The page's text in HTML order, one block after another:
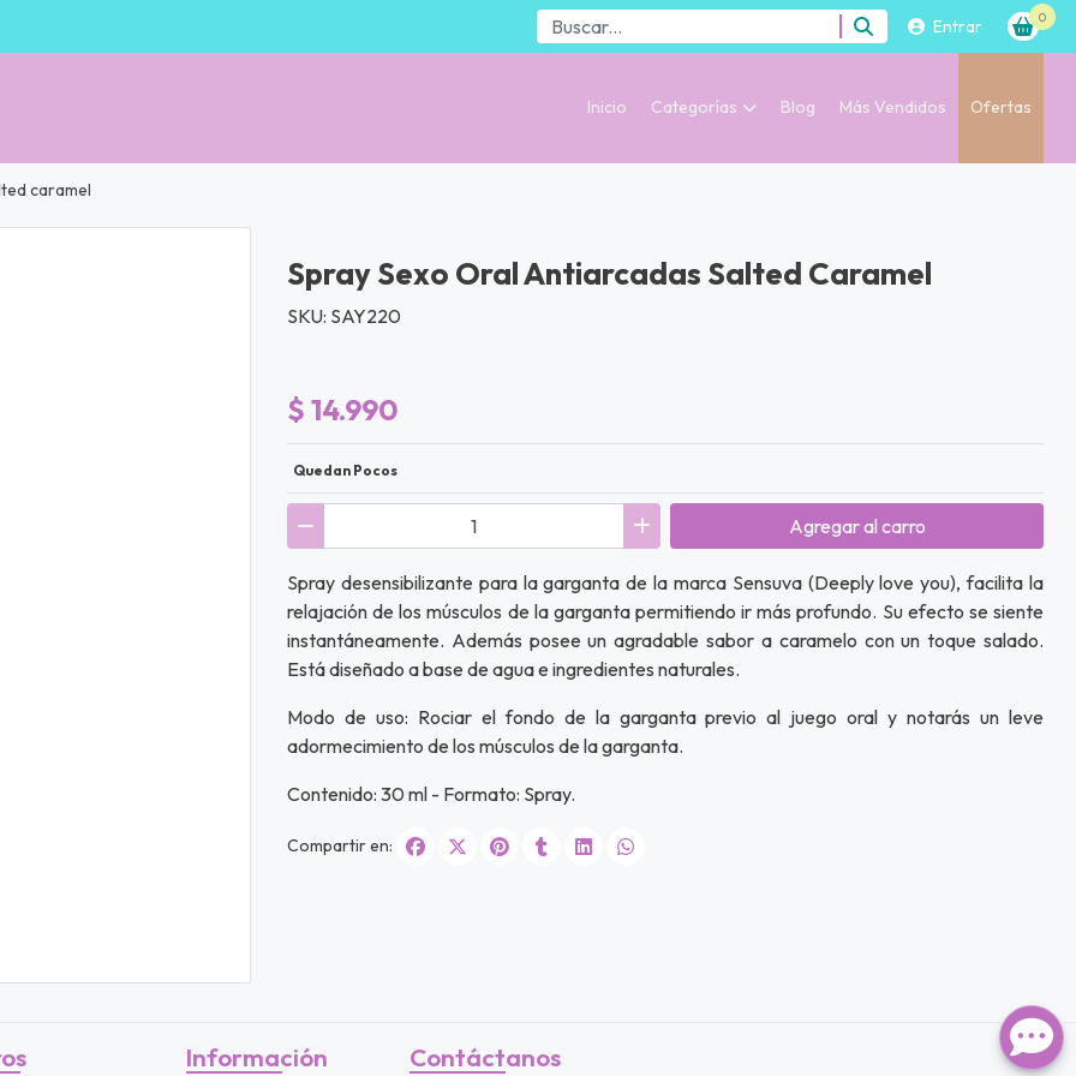
Entrar 0
Inicio Categorías Blog Más Vendidos Ofertas
caramel
Spray Sexo Oral Antiarcadas Salted Caramel
SKU: SAY220
$ 14.990
Quedan Pocos
Agregaral carro
Spray desensibilizante para la garganta de la marca Sensuva (Deeply love you), facilita la
relajación de los músculos de la garganta permitiendo ir más profundo. Su efecto se siente
instantáneamente. Además posee un agradable sabor a caramelo con un toque salado.
Está diseñado a base de agua e ingredientes naturales.
Modo de uso: Rociar el fondo de la garganta previo al juego oral y notarás un leve
adormecimiento de los músculos de la garganta.
Contenido: 30 ml - Formato: Spray.
Compartir en:
Información Contáctanos